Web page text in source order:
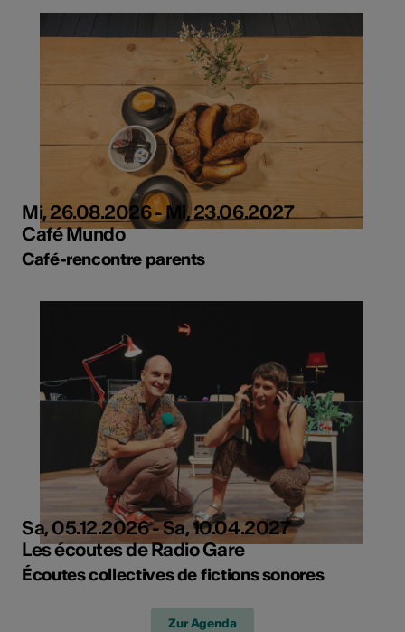
Mi, 26.08.2026 - Mi, 23.06.2027
Café Mundo
Café-rencontre parents
Sa, 05.12.2026 - Sa, 10.04.2027
Les écoutes de Radio Gare
Écoutes collectives de fictions sonores
Zur Agenda